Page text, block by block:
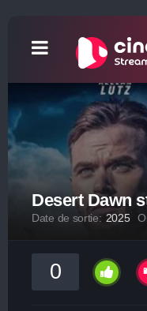
Desert Dawn
Date de sortie: 2025
0